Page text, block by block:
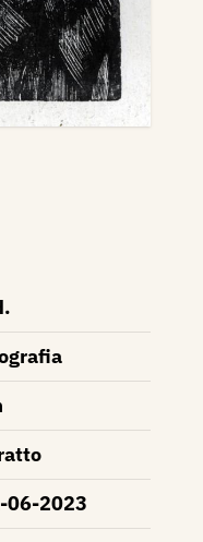
06-2023